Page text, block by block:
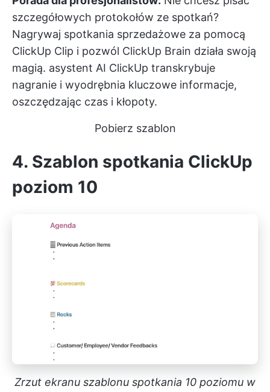
szczegółowych protokołów ze spotkań?
Nagrywaj spotkania sprzedażowe za pomocą
ClickUp Clip i pozwól ClickUp Brain działa swoją
magią. asystent AI ClickUp transkrybuje
nagranie i wyodrębnia kluczowe informacje,
oszczędzając czas i kłopoty.
Pobierz szablon
4. Szablon spotkania ClickUp
poziom 10
Zrzut ekranu szablonu spotkania 10 poziomu w